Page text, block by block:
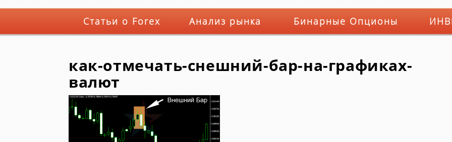
Статьи о Forex Анализ рынка Бинарные Опционы
как-отмечать-снешний-бар-на-графиках-
валют